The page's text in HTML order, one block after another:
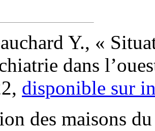
Y., «
dans
disponible sur
des maisons